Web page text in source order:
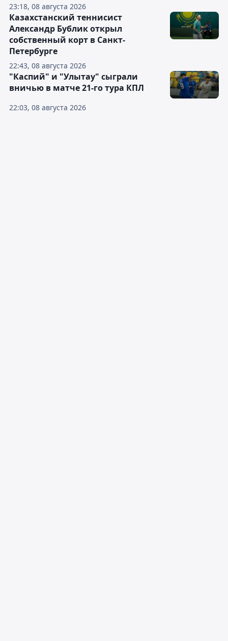
23:18, 08 августа 2026
22:43, 08 августа 2026
Казахстанский теннисист
Александр Бублик открыл
собственный корт в Санкт-
Петербурге
22:03, 08 августа 2026
"Каспий" и "Улытау" сыграли
вничью в матче 21-го тура КПЛ